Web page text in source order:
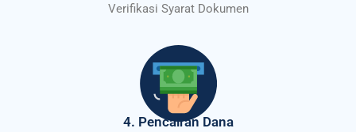
Verifikasi Syarat Dokumen
4. Pencairan Dana